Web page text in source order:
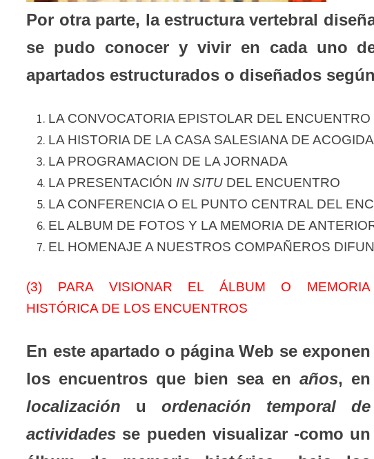
Por otra parte, la estructura vertebral
se pudo conocer y vivir en cada uno
apartados estructurados o diseñados
LA CONVOCATORIA EPISTOLAR DEL ENCUENTRO
LA HISTORIA DE LA CASA SALESIANA DE ACOGIDA
LA PROGRAMACION DE LA JORNADA
LA PRESENTACIÓN IN SITU DEL ENCUENTRO
LA CONFERENCIA O EL PUNTO CENTRAL DEL
EL ALBUM DE FOTOS Y LA MEMORIA DE
EL HOMENAJE A NUESTROS COMPAÑEROS
(3) PARA VISIONAR EL ÁLBUM O MEMORIA
HISTÓRICA DE LOS ENCUENTROS
En este apartado o página Web se exponen
los encuentros que bien sea en años, en
localización uordenación temporal de
actividades se pueden visualizar -como un